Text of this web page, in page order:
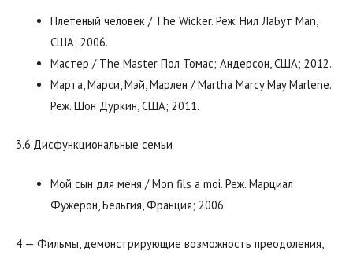
Плетеный человек / The Wicker. Реж. Нил ЛаБут Man,
США; 2006.
Мастер / The Master Пол Томас; Андерсон, США; 2012.
Марта, Марси, Мэй, Марлен / Martha Marcy May Marlene.
Реж. Шон Дуркин, США; 2011.
3.6.Дисфункциональные семьи
Мой сын для меня / Mon fils a moi. Реж. Марциал
Фужерон, Бельгия, Франция; 2006
4 — Фильмы, демонстрирующие возможность преодоления,